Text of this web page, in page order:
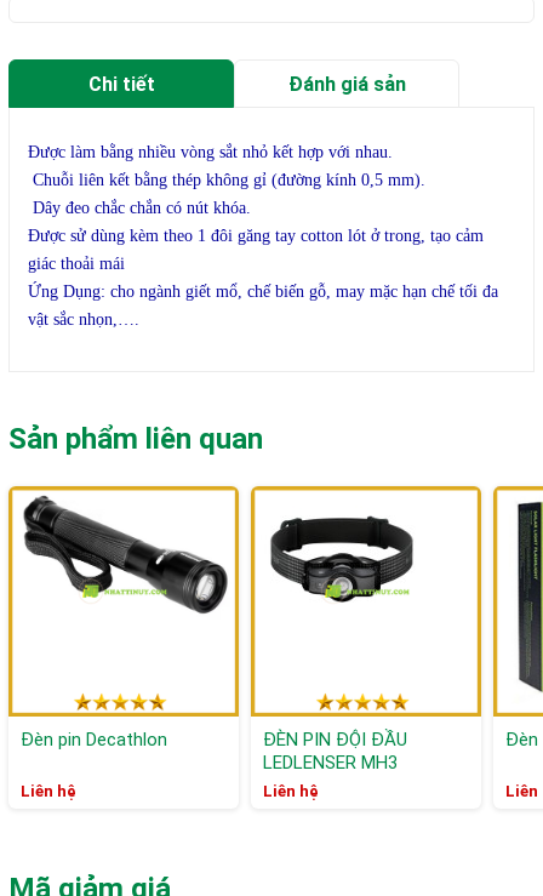
Chi tiết Đánh giá sản
Được làm bằng nhiều vòng sắt nhỏ kết hợp với nhau.
Chuỗi liên kết bằng thép không gỉ (đường kính 0,5 mm).
Dây đeo chắc chắn có nút khóa.
Được sử dùng kèm theo 1 đôi găng tay cotton lót ở trong, tạo cảm
giác thoải mái
Ứng Dụng: cho ngành giết mổ, chế biến gỗ, may mặc hạn chế tối đa
vật sắc nhọn,….
Sản phẩm liên quan
Đèn pin Decathlon
Liên hệ
ĐÈN PIN ĐỘI ĐẦU
LEDLENSER MH3
Liên hệ
Đèn
Liên
Mã giảm giá